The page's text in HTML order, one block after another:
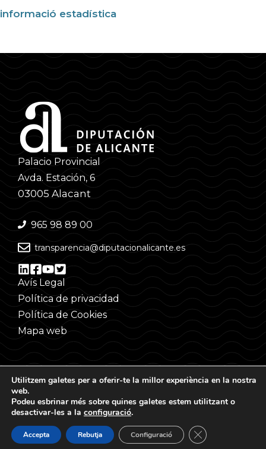
informació estadística
Palacio Provincial
Avda. Estación, 6
03005 Alacant
965 98 89 00
transparencia@diputacionalicante.es
Avís Legal
Política de privacidad
Política de Cookies
Mapa web
©
Utilitzem galetes per a oferir-te la millor experiència en la nostra
web.
Podeu esbrinar més sobre quines galetes estem utilitzant o
desactivar-les a la configuració.
Accepta Rebutja Configuració Tanca el bàner